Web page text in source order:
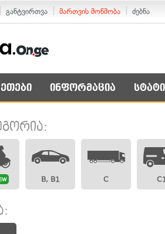
განტვირთვა მართვის მოწმობა ძებნა
ინფორმაცია
B, B1 C